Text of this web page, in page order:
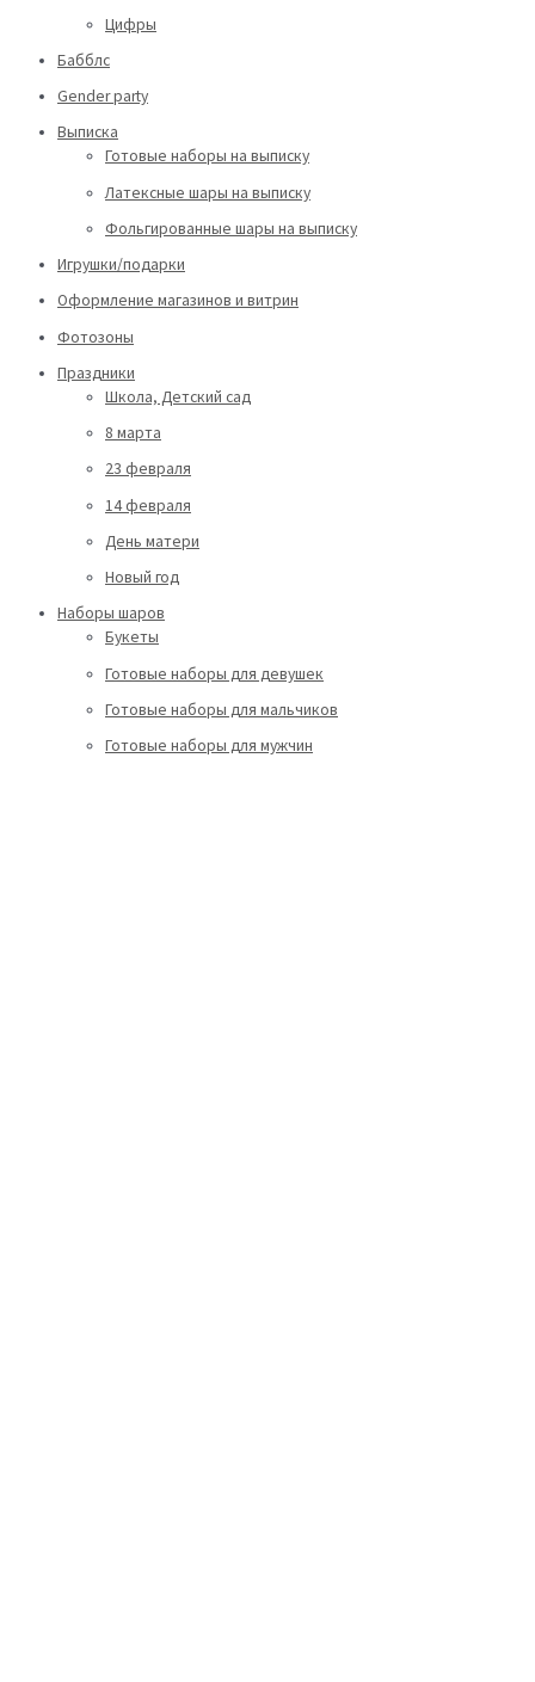
Цифры
Бабблс
Gender party
Выписка
Готовые наборы на выписку
Латексные шары на выписку
Фольгированные шары на выписку
Игрушки/подарки
Оформление магазинов и витрин
Фотозоны
Праздники
Школа, Детский сад
8 марта
23 февраля
14 февраля
День матери
Новый год
Наборы шаров
Букеты
Готовые наборы для девушек
Готовые наборы для мальчиков
Готовые наборы для мужчин